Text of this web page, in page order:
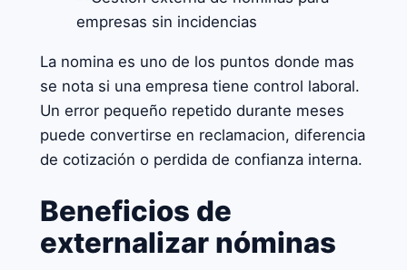
La nomina es uno de los puntos donde mas
se nota si una empresa tiene control laboral.
Un error pequeño repetido durante meses
puede convertirse en reclamacion, diferencia
de cotización o perdida de confianza interna.
Beneficios de
externalizar nóminas